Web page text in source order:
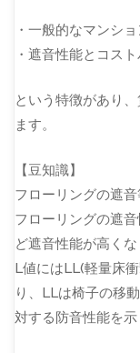
・一般的なマンシ
・遮音性能とコス
という特徴があり
ます。
【豆知識】
フローリングの遮音
フローリングの遮
ど遮音性能が高くな
L値にはLL(軽量床
り、LLは椅子の移
対する防音性能を示